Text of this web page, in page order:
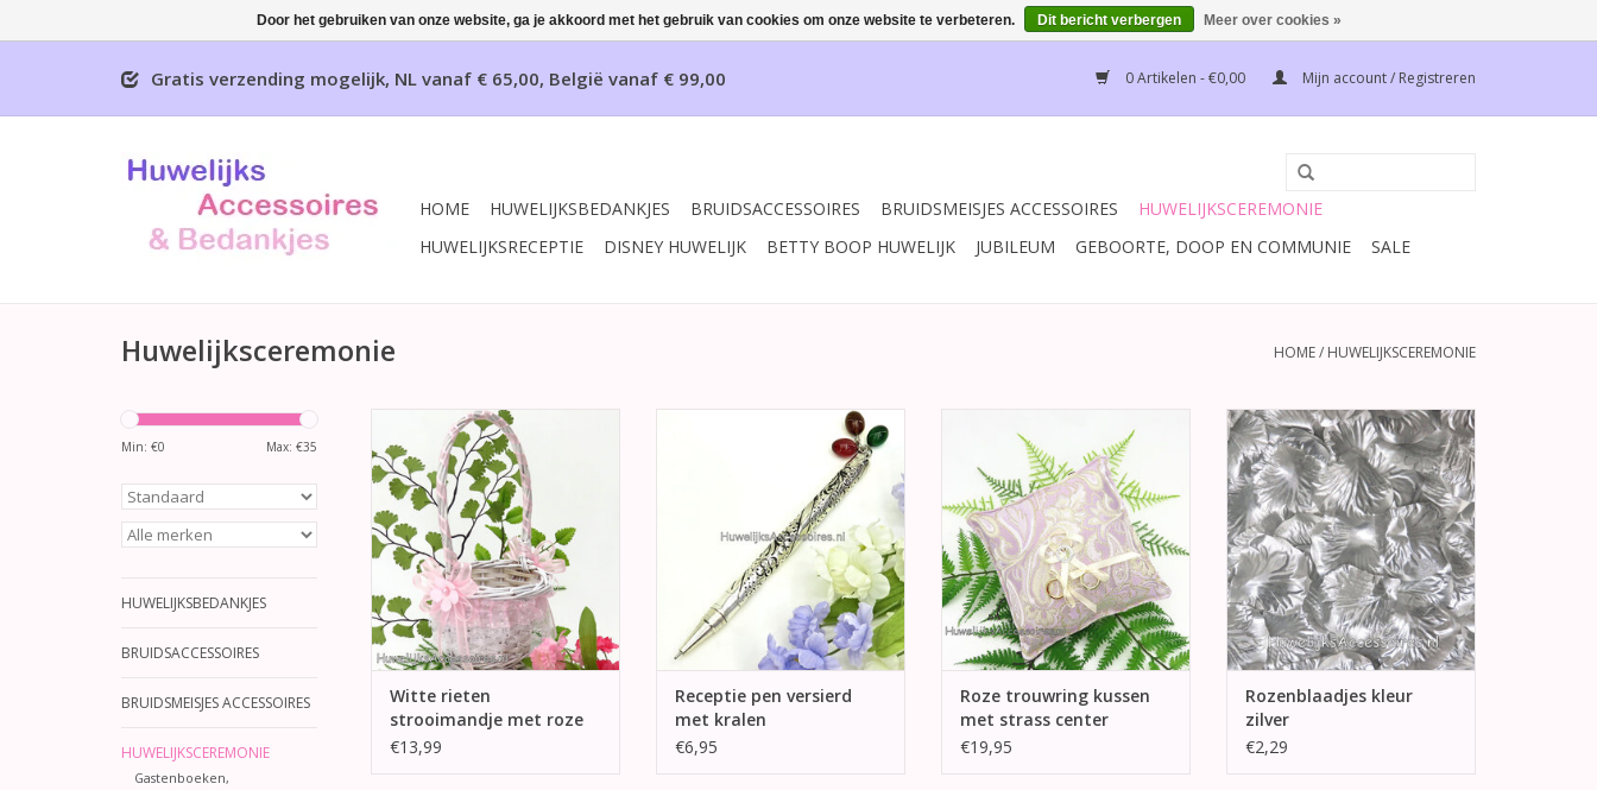
Gratis verzending mogelijk, NL vanaf € 65,00, België vanaf € 99,00 0 Artikelen - €0,00 Mijn account / Registreren
HOME HUWELIJKSBEDANKJES BRUIDSACCESSOIRES BRUIDSMEISJES ACCESSOIRES
HUWELIJKSCEREMONIE
HUWELIJKSRECEPTIE
DISNEY HUWELIJK BETTY BOOP HUWELIJK JUBILEUM GEBOORTE, DOOP EN COMMUNIE SALE
Huwelijksceremonie HOME/ HUWELIJKSCEREMONIE
Min: €0 Max: €35
HUWELIJKSBEDANKJES
BRUIDSACCESSOIRES
BRUIDSMEISJES ACCESSOIRES
HUWELIJKSCEREMONIE
Gastenboeken,
Prachtige 'white wash' rieten
bloemenmandje. Het hengsel van
het strooimandje is gewikkeld
met roze organza en satijnen lint.
TOEVOEGEN AAN WINKELWAGEN
Witte rieten
strooimandje met roze
versierd
€13,99
Receptie pen versierd met kralen
versierd met gekleurde kralen.
TOEVOEGEN AAN WINKELWAGEN
Receptie pen versierd
met kralen
€6,95
vierkantige trouwring kussen.
Deze ringkussen is versierd met
licht crème lintjes en een grote
strass steen in het center.
TOEVOEGEN AAN WINKELWAGEN
Roze trouwring kussen
met strass center
€19,95
Zeer mooie zilveren
rozenblaadjes om mee te
strooien, maar ook te gebruiken
als versiering.
TOEVOEGEN AAN WINKELWAGEN
Rozenblaadjes kleur
zilver
€2,29
Door het gebruiken van onze website, ga je akkoord met het gebruik van cookies om onze website te verbeteren. Dit bericht verbergen Meer over cookies »